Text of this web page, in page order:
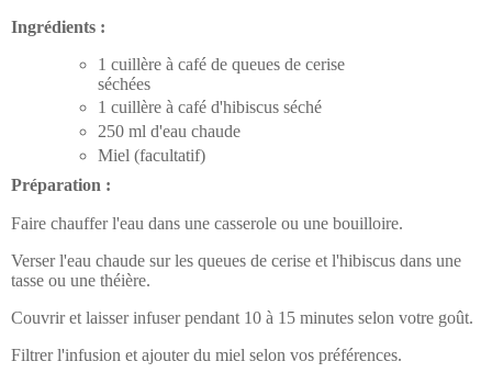
Ingrédients :
1 cuillère à café de queues de cerise
séchées
1 cuillère à café d'hibiscus séché
250 ml d'eau chaude
Miel (facultatif)
Préparation :
Faire chauffer l'eau dans une casserole ou une bouilloire.
Verser l'eau chaude sur les queues de cerise et l'hibiscus dans une
tasse ou une théière.
Couvrir et laisser infuser pendant 10 à 15 minutes selon votre goût.
Filtrer l'infusion et ajouter du miel selon vos préférences.